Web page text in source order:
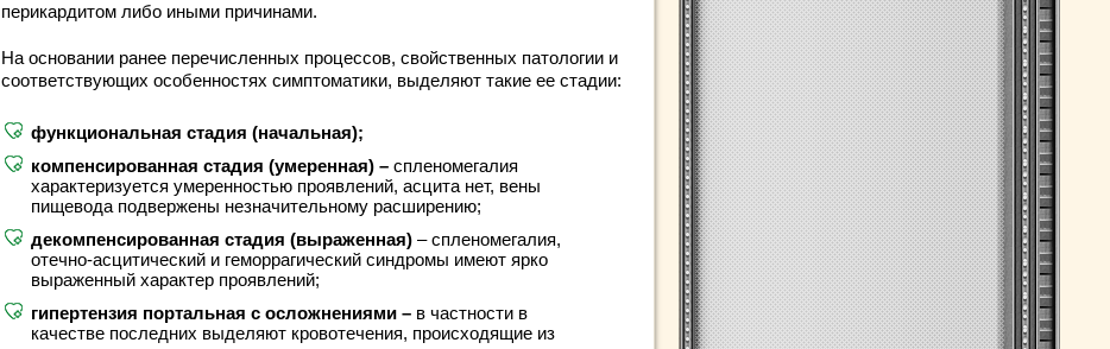
перикардитом либо иными причинами.
На основании ранее перечисленных процессов, свойственных патологии и
соответствующих особенностях симптоматики, выделяют такие ее стадии:
функциональная стадия (начальная);
компенсированная стадия (умеренная) – спленомегалия
характеризуется умеренностью проявлений, асцита нет, вены
пищевода подвержены незначительному расширению;
декомпенсированная стадия (выраженная) – спленомегалия,
отечно-асцитический и геморрагический синдромы имеют ярко
выраженный характер проявлений;
гипертензия портальная с осложнениями – в частности в
качестве последних выделяют кровотечения, происходящие из